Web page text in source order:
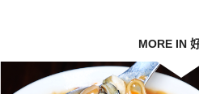
MORE IN